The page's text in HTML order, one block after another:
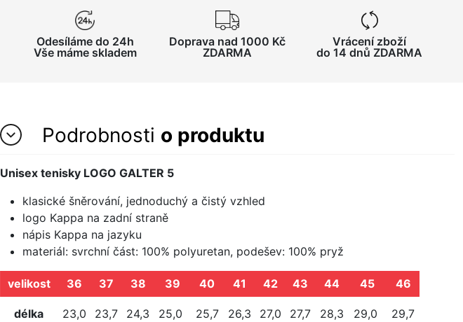
Odesíláme do 24h
Vše máme skladem
Doprava nad 1000 Kč
ZDARMA
Vrácení zboží
do 14 dnů ZDARMA
Podrobnosti o produktu
Unisex tenisky LOGO GALTER 5
klasické šněrování, jednoduchý a čistý vzhled
logo Kappa na zadní straně
nápis Kappa na jazyku
materiál: svrchní část: 100% polyuretan, podešev: 100% pryž
velikost 36 37 38 39 40 41 42 43 44 45 46
délka
23,0
23,7
24,3
25,0
25,7
26,3
27,0
27,7
28,3
29,0
29,7